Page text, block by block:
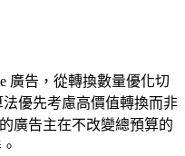
廣告，從轉換數量優化切
優先考慮高價值轉換而非
廣告主在不改變總預算的